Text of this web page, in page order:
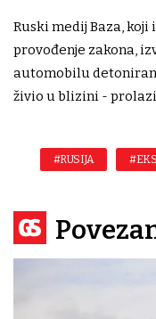
Ruski medij Baza,
provođenje zakona,
automobilu
živio u blizini -
#RUSIJA